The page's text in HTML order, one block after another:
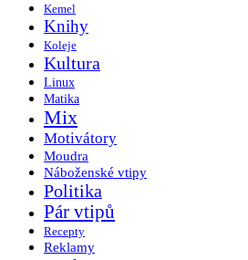
Kemel
Knihy
Koleje
Kultura
Linux
Matika
Mix
Motivátory
Moudra
Náboženské vtipy
Politika
Pár vtipů
Recepty
Reklamy